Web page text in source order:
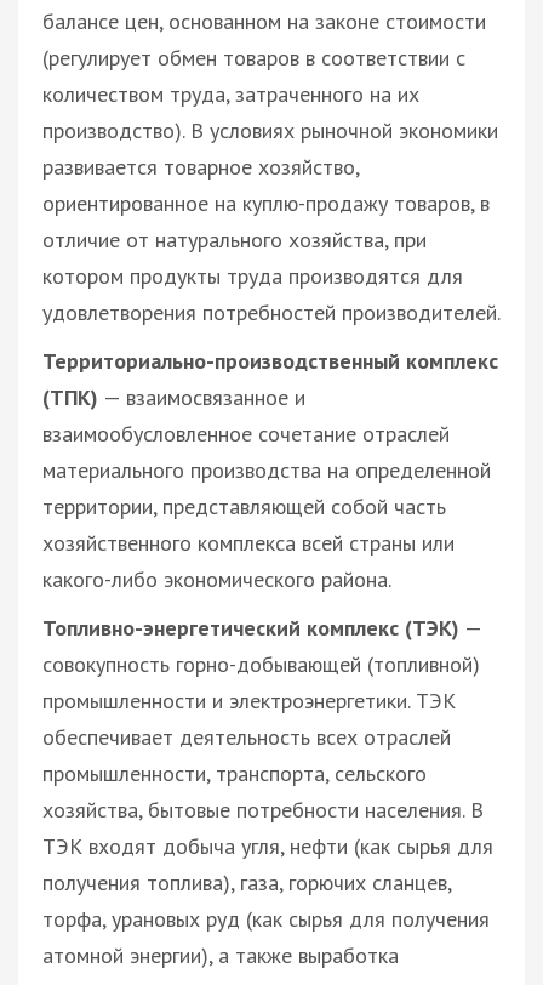
балансе цен, основанном на законе стоимости
(регулирует обмен товаров в соответствии с
количеством труда, затраченного на их
производство). В условиях рыночной экономики
развивается товарное хозяйство,
ориентированное на куплю-продажу товаров, в
отличие от натурального хозяйства, при
котором продукты труда производятся для
удовлетворения потребностей производителей.
Территориально-производственный комплекс
(ТПК) — взаимосвязанное и
взаимообусловленное сочетание отраслей
материального производства на определенной
территории, представляющей собой часть
хозяйственного комплекса всей страны или
какого-либо экономического района.
Топливно-энергетический комплекс (ТЭК) —
совокупность горно-добывающей (топливной)
промышленности и электроэнергетики. ТЭК
обеспечивает деятельность всех отраслей
промышленности, транспорта, сельского
хозяйства, бытовые потребности населения. В
ТЭК входят добыча угля, нефти (как сырья для
получения топлива), газа, горючих сланцев,
торфа, урановых руд (как сырья для получения
атомной энергии), а также выработка